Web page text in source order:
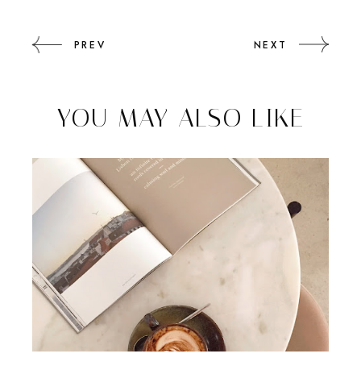
PREV NEXT
YOU MAY ALSO LIKE